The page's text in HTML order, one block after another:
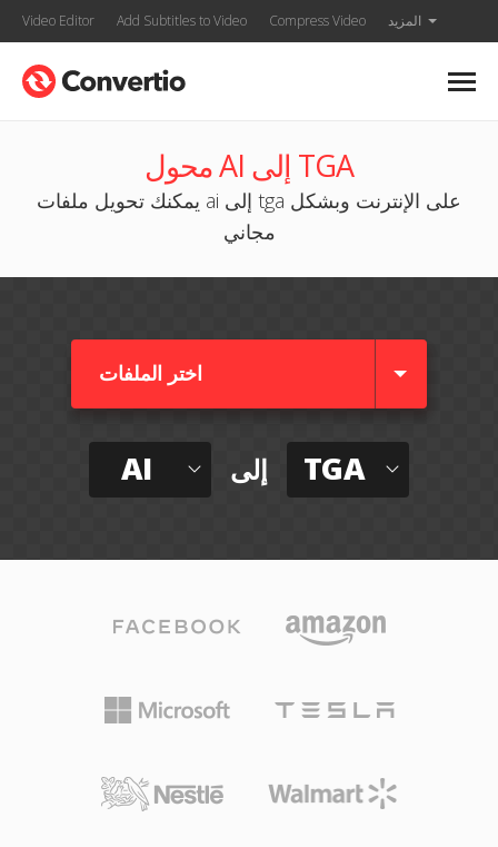
Video Editor Add Subtitles to Video Compress Video المزيد
محول AI إلى TGA
يمكنك تحويل ملفات ai إلى tga على الإنترنت وبشكل
مجاني
اختر الملفات
AI إلى TGA